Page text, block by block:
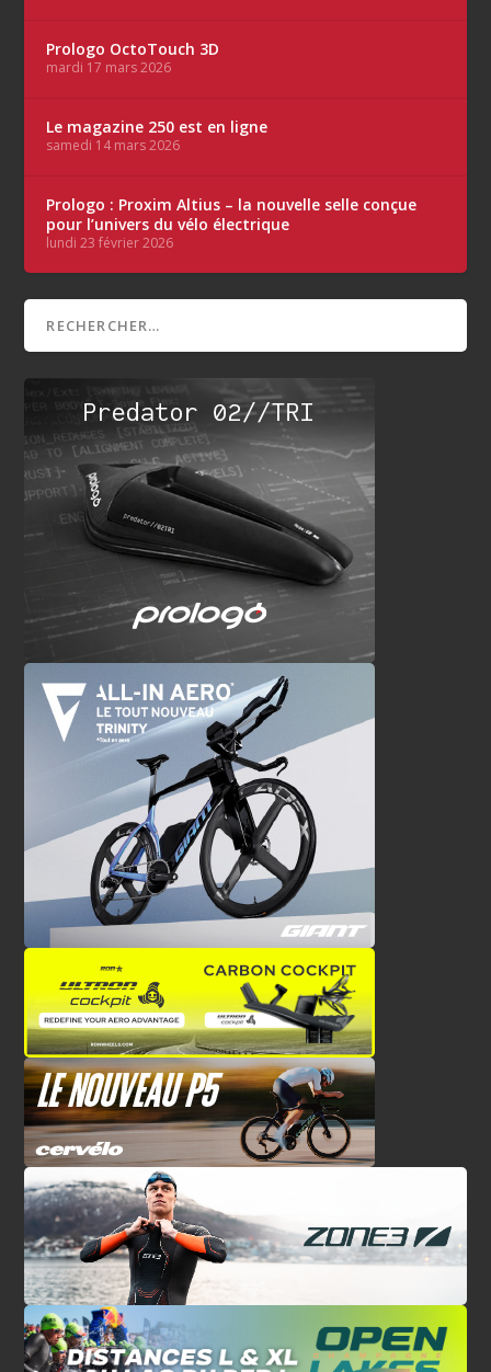
Prologo OctoTouch 3D
mardi 17 mars 2026
Le magazine 250 est en ligne
samedi 14 mars 2026
Prologo : Proxim Altius – la nouvelle selle conçue
pour l’univers du vélo électrique
lundi 23 février 2026